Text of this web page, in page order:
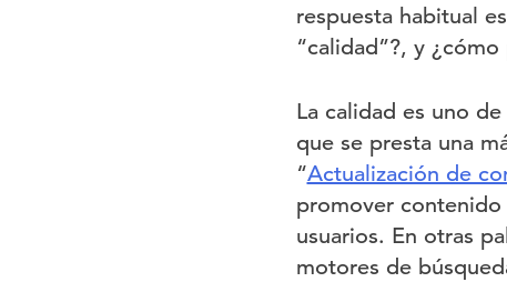
respuesta habitual
“calidad”?, y
La calidad es uno
que se presta una
“Actualización de
promover contenido
usuarios. En otras
motores de